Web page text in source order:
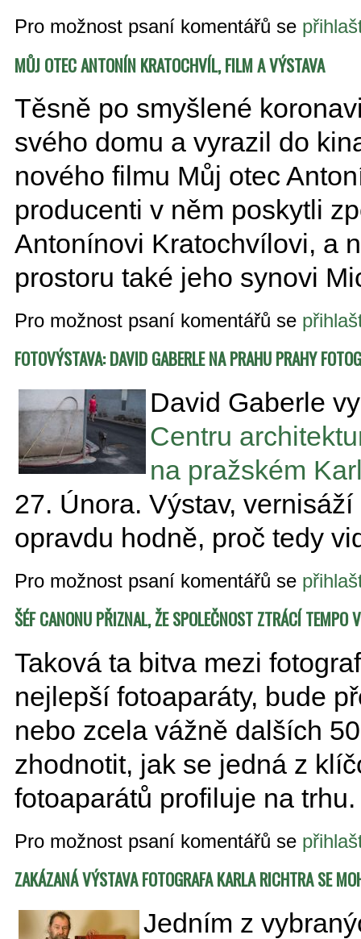
Pro možnost psaní komentářů se
MŮJ OTEC ANTONÍN KRATOCHVÍL, FILM A VÝSTAVA
Těsně po smyšlené
svého domu a vyrazil do
nového filmu Můj otec
producenti v něm poskytli
Antonínovi Kratochvílovi, a
prostoru také jeho synovi
Pro možnost psaní komentářů se
FOTOVÝSTAVA: DAVID GABERLE NA PRAHU PRAHY
David Gaberle
Centru
na pražském
27. Února. Výstav,
opravdu hodně, proč tedy
Pro možnost psaní komentářů se
ŠÉF CANONU PŘIZNAL, ŽE SPOLEČNOST ZTRÁCÍ TEMPO
Taková ta bitva mezi
nejlepší fotoaparáty, bude
nebo zcela vážně dalších
zhodnotit, jak se jedná z
fotoaparátů profiluje na trhu.
Pro možnost psaní komentářů se
ZAKÁZANÁ VÝSTAVA FOTOGRAFA KARLA RICHTRA SE
Jedním z